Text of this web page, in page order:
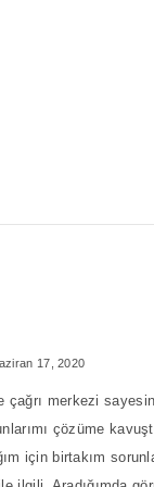
17, 2020
çağrı merkezi
çözüme
için birtakım